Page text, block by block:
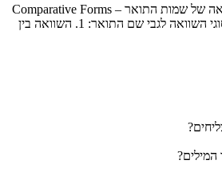
היום נלמד על דרגות ההשוואה של שמות התואר – Comparative Forms
of Adjectives קיימים שני סוגי השוואה לגבי שם התואר: 1. השוואה בין
המילים?